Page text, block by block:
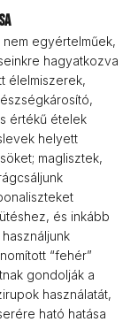
egyértelműek,
hagyatkozva
élelmiszerek,
értékű ételek
helyett
maglisztek,
és inkább
“fehér”
gondolják a
használatát,
ható hatása